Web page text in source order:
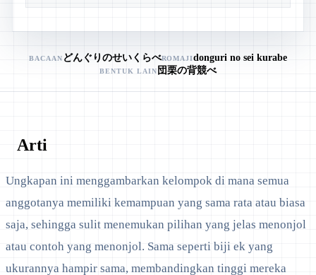
BACAAN どんぐりのせいくらべROMAJIdonguri no sei kurabe
BENTUK LAIN 団栗の背競べ
Arti
Ungkapan ini menggambarkan kelompok di mana semua
anggotanya memiliki kemampuan yang sama rata atau biasa
saja, sehingga sulit menemukan pilihan yang jelas menonjol
atau contoh yang menonjol. Sama seperti biji ek yang
ukurannya hampir sama, membandingkan tinggi mereka